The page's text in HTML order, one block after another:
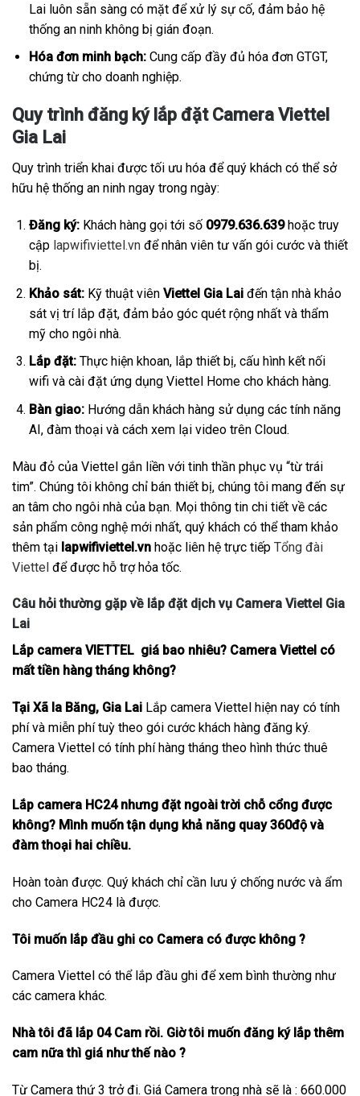
Lai luôn sẵn sàng có mặt để xử lý sự cố, đảm bảo hệ
thống an ninh không bị gián đoạn.
Hóa đơn minh bạch:Cung cấp đầy đủ hóa đơn GTGT,
chứng từ cho doanh nghiệp.
Quy trình đăng ký lắp đặt Camera Viettel
Gia Lai
Quy trình triển khai được tối ưu hóa để quý khách có thể sở
hữu hệ thống an ninh ngay trong ngày:
Đăng ký:Khách hàng gọi tới số 0979.636.639hoặc truy
cập lapwifiviettel.vnđể nhân viên tư vấn gói cước và thiết
bị.
Khảo sát:Kỹ thuật viên Viettel Gia Laiđến tận nhà khảo
sát vị trí lắp đặt, đảm bảo góc quét rộng nhất và thẩm
mỹ cho ngôi nhà.
Lắp đặt:Thực hiện khoan, lắp thiết bị, cấu hình kết nối
wifi và cài đặt ứng dụng Viettel Home cho khách hàng.
Bàn giao:Hướng dẫn khách hàng sử dụng các tính năng
AI, đàm thoại và cách xem lại video trên Cloud.
Màu đỏ của Viettel gắn liền với tinh thần phục vụ “từ trái
tim”. Chúng tôi không chỉ bán thiết bị, chúng tôi mang đến sự
an tâm cho ngôi nhà của bạn. Mọi thông tin chi tiết về các
sản phẩm công nghệ mới nhất, quý khách có thể tham khảo
thêm tại lapwifiviettel.vn hoặc liên hệ trực tiếp Tổng đài
Viettel để được hỗ trợ hỏa tốc.
Câu hỏi thường gặp về lắp đặt dịch vụ Camera Viettel Gia
Lai
Lắp camera VIETTEL giá bao nhiêu? Camera Viettel có
mất tiền hàng tháng không?
Tại Xã Ia Băng, Gia Lai Lắp camera Viettel hiện nay có tính
phí và miễn phí tuỳ theo gói cước khách hàng đăng ký.
Camera Viettel có tính phí hàng tháng theo hình thức thuê
bao tháng.
Lắp camera HC24 nhưng đặt ngoài trời chỗ cổng được
không? Mình muốn tận dụng khả năng quay 360độ và
đàm thoại hai chiều.
Hoàn toàn được. Quý khách chỉ cần lưu ý chống nước và ẩm
cho Camera HC24 là được.
Tôi muốn lắp đầu ghi co Camera có được không ?
Camera Viettel có thể lắp đầu ghi để xem bình thường như
các camera khác.
Nhà tôi đã lắp 04 Cam rồi. Giờ tôi muốn đăng ký lắp thêm
cam nữa thì giá như thế nào ?
Từ Camera thứ 3 trở đi. Giá Camera trong nhà sẽ là : 660.000